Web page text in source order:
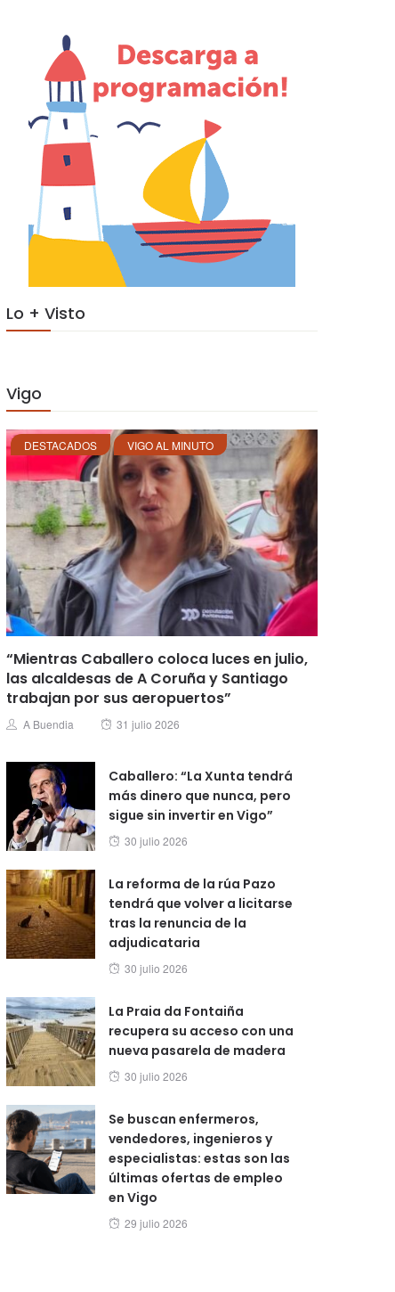
Lo + Visto
Vigo
DESTACADOS VIGO AL MINUTO
“Mientras Caballero coloca luces en julio,
las alcaldesas de A Coruña y Santiago
trabajan por sus aeropuertos”
Author
A Buendia
Posted
31 julio 2026
Caballero: “La Xunta tendrá
más dinero que nunca, pero
sigue sin invertir en Vigo”
Posted
30 julio 2026
La reforma de la rúa Pazo
tendrá que volver a licitarse
tras la renuncia de la
adjudicataria
Posted
30 julio 2026
La Praia da Fontaiña
recupera su acceso con una
nueva pasarela de madera
Posted
30 julio 2026
Se buscan enfermeros,
vendedores, ingenieros y
especialistas: estas son las
últimas ofertas de empleo
en Vigo
Posted
29 julio 2026